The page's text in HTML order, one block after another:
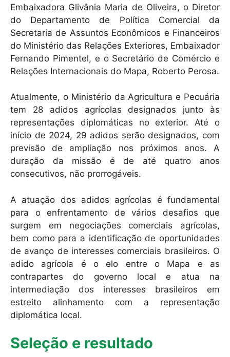
Embaixadora Glivânia Maria de Oliveira, o Diretor
do Departamento de Política Comercial da
Secretaria de Assuntos Econômicos e Financeiros
do Ministério das Relações Exteriores, Embaixador
Fernando Pimentel, e o Secretário de Comércio e
Relações Internacionais do Mapa, Roberto Perosa.
Atualmente, o Ministério da Agricultura e Pecuária
tem 28 adidos agrícolas designados junto às
representações diplomáticas no exterior. Até o
início de 2024, 29 adidos serão designados, com
previsão de ampliação nos próximos anos. A
duração da missão é de até quatro anos
consecutivos, não prorrogáveis.
A atuação dos adidos agrícolas é fundamental
para o enfrentamento de vários desafios que
surgem em negociações comerciais agrícolas,
bem como para a identificação de oportunidades
de avanço de interesses comerciais brasileiros. O
adido agrícola é o elo entre o Mapa e as
contrapartes do governo local e atua na
intermediação dos interesses brasileiros em
estreito alinhamento com a representação
diplomática local.
Seleção e resultado